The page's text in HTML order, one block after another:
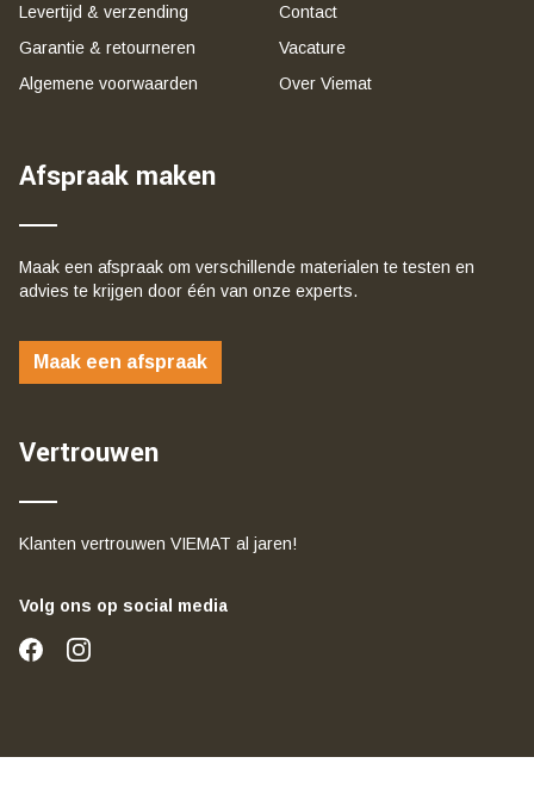
Levertijd & verzending
Garantie & retourneren
Algemene voorwaarden
Contact
Vacature
Over Viemat
Afspraak maken
Maak een afspraak om verschillende materialen te testen en
advies te krijgen door één van onze experts.
Maak een afspraak
Vertrouwen
Klanten vertrouwen VIEMAT al jaren!
Volg ons op social media